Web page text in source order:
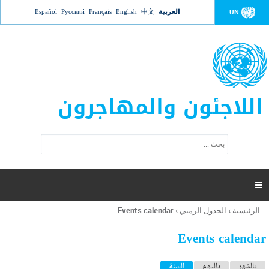
Jump to navigation UN العربية 中文
English
Français
Русский
Español
اللاجئون والمهاجرون
ت
ر
ل
ح
ب

أنت
هنا
الرئيسية › الجدول الزمني ›
Events calendar
Events calendar